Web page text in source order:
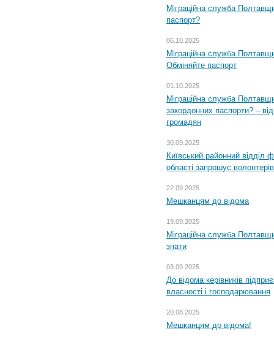
Міграційна служба
паспорт?
06.10.2025
Міграційна служба
Обміняйте паспорт
01.10.2025
Міграційна служба
закордонних паспорти? –
громадян
30.09.2025
Київський районний відділ
області запрошує
22.09.2025
Мешканцям до відома
19.09.2025
Міграційна служба
знати
03.09.2025
До відома керівників
власності і господарювання
20.08.2025
Мешканцям до відома!